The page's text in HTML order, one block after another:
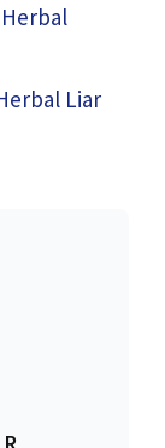
Liar